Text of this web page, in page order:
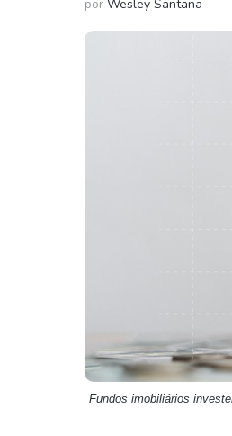
por Wesley Santana
Fundos imobiliários